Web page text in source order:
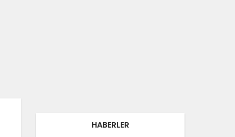
HABERLER